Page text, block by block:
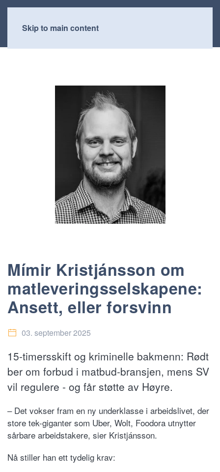
Skip to main content
Mímir Kristjánsson om
matleverings­selskapene:
Ansett, eller forsvinn
03. september 2025
15-timersskift og kriminelle bakmenn: Rødt
ber om forbud i matbud-bransjen, mens SV
vil regulere - og får støtte av Høyre.
– Det vokser fram en ny underklasse i arbeidslivet, der
store tek-giganter som Uber, Wolt, Foodora utnytter
sårbare arbeidstakere, sier Kristjánsson.
Nå stiller han ett tydelig krav: